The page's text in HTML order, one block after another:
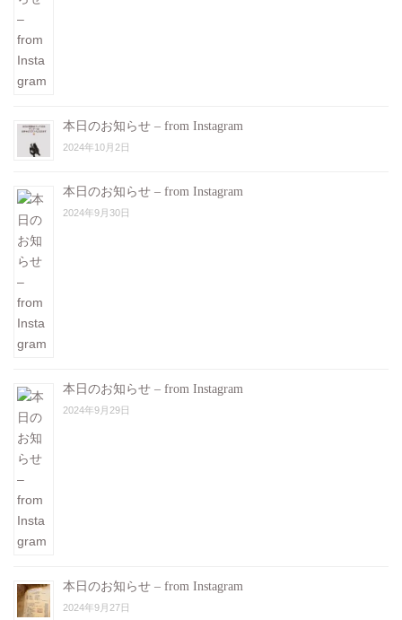
本日のお知らせ – from Instagram
2024年10月2日
本日のお知らせ – from Instagram
2024年9月30日
本日のお知らせ – from Instagram
2024年9月29日
本日のお知らせ – from Instagram
2024年9月27日